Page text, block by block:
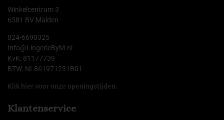
Winkelcentrum 3
6581 BV Malden
024-6690325
Info@LingerieByM.nl
KvK: 81177739
BTW: NL861971231B01
Klik hier voor onze openingstijden.
Klantenservice